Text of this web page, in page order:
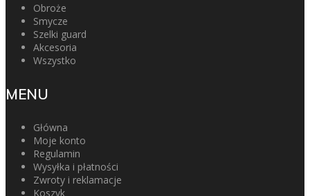
Obroże
Smycze
Szelki guard
Akcesoria
Wszystko
MENU
Główna
Moje konto
Regulamin
Wysyłka i płatności
Zwroty i reklamacje
Koszyk